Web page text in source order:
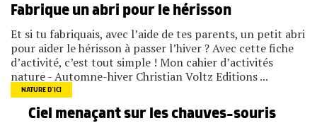
Fabrique un abri pour le hérisson
Et si tu fabriquais, avec l’aide de tes parents, un petit abri
pour aider le hérisson à passer l’hiver ? Avec cette fiche
d’activité, c’est tout simple ! Mon cahier d’activités
nature - Automne-hiver Christian Voltz Editions ...
NATURE D’ICI
Ciel menaçant sur les chauves-souris